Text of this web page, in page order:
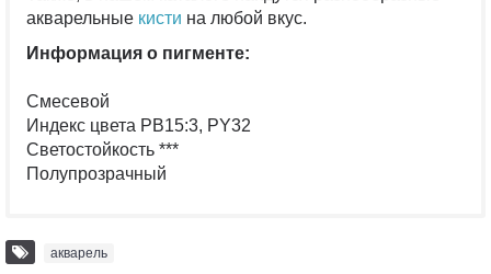
акварельные кисти на любой вкус.
Информация о пигменте:⠀⠀⠀
Смесевой⠀⠀
Индекс цвета PB15:3, PY32⠀
Светостойкость ***⠀⠀
Полупрозрачный
акварель